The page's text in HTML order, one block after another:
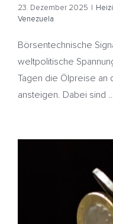
23. Dezember 2025 |
Venezuela
Börsentechnische
weltpolitische
Tagen die Ölpreise an
ansteigen. Dabei sind